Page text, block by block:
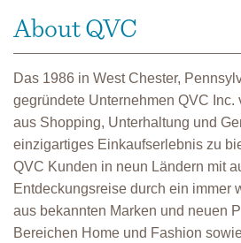
About QVC
Das 1986 in West Chester,
gegründete Unternehmen QVC Inc.
aus Shopping, Unterhaltung und
einzigartiges Einkaufserlebnis zu
QVC Kunden in neun Ländern mit
Entdeckungsreise durch ein immer
aus bekannten Marken und neuen
Bereichen Home und Fashion